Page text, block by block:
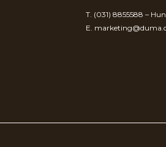
T. (031) 8855588 –
E.